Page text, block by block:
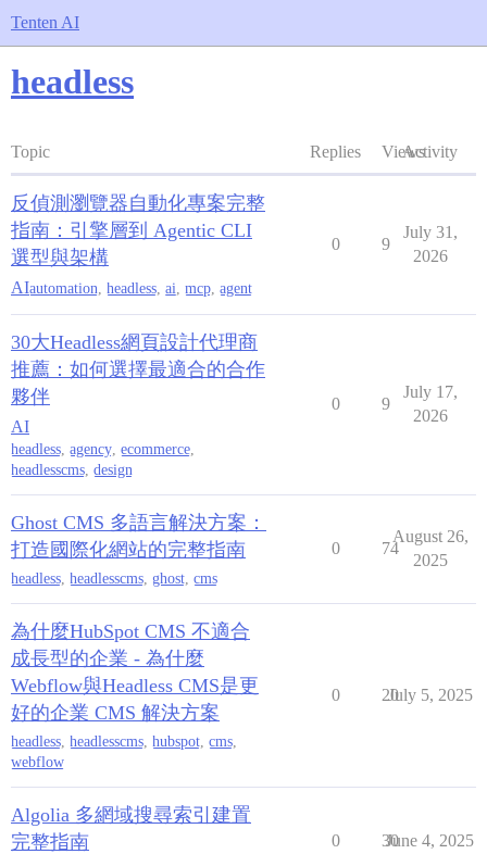
Tenten AI
headless
Topic Replies ViewsActivity
反偵測瀏覽器自動化專案完整
指南：引擎層到 Agentic CLI
選型與架構
AIautomation headless ai mcp agent
0 9
July 31,
2026
30大Headless網頁設計代理商
推薦：如何選擇最適合的合作
夥伴
AI
headless, agency, ecommerce,
headlesscms, design
0 9
July 17,
2026
Ghost CMS 多語言解決方案：
打造國際化網站的完整指南
headless, headlesscms, ghost, cms
0 74
August 26,
2025
為什麼HubSpot CMS 不適合
成長型的企業 - 為什麼
Webflow與Headless CMS是更
好的企業 CMS 解決方案
headless, headlesscms, hubspot, cms,
webflow
0 20
July 5, 2025
Algolia 多網域搜尋索引建置
完整指南
0 30
June 4, 2025